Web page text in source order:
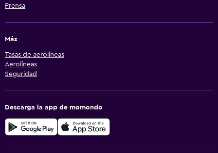
Prensa
Más
Tasas de aerolíneas
Aerolíneas
Seguridad
Descarga la app de momondo